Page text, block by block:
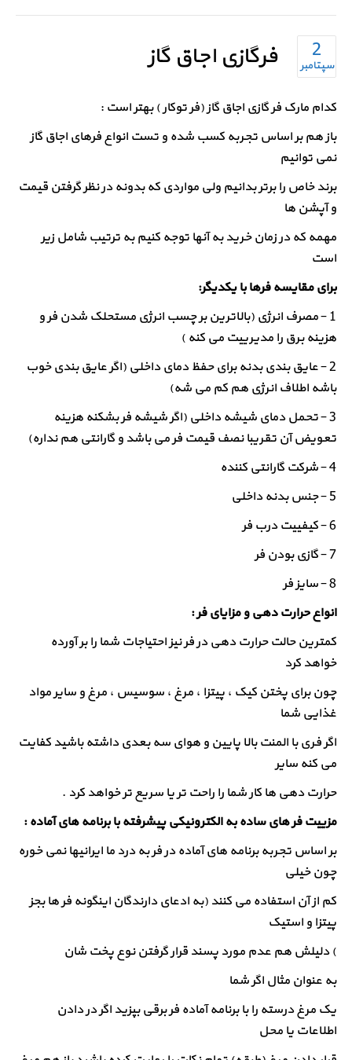
2
سپتامبر فرگازی اجاق گاز
کدام مارک فر گازی اجاق گاز (فر توکار ) بهتر است :
باز هم بر اساس تجربه کسب شده و تست انواع فرهای اجاق گاز
نمی توانیم
برند خاص را برتر بدانیم ولی مواردی که بدونه در نظر گرفتن قیمت
و آپشن ها
مهمه که در زمان خرید به آنها توجه کنیم به ترتیب شامل زیر
است
برای مقایسه فرها با یکدیگر:
1 – مصرف انرژی (بالاترین بر چسب انرژی مستحلک شدن فر و
هزینه برق را مدیرییت می کنه )
2 – عایق بندی بدنه برای حفظ دمای داخلی (اگر عایق بندی خوب
باشه اطلاف انرژی هم کم می شه)
3 – تحمل دمای شیشه داخلی (اگر شیشه فر بشکنه هزینه
تعویض آن تقریبا نصف قیمت فر می باشد و گارانتی هم نداره)
4 – شرکت گارانتی کننده
5 – جنس بدنه داخلی
6 – کیفییت درب فر
7 – گازی بودن فر
8 – سایز فر
انواع حرارت دهی و مزایای فر :
کمترین حالت حرارت دهی در فر نیز احتیاجات شما را بر آورده
خواهد کرد
چون برای پختن کیک ، پیتزا ، مرغ ، سوسیس ، مرغ و سایر مواد
غذایی شما
اگر فری با المنت بالا پایین و هوای سه بعدی داشته باشید کفایت
می کنه سایر
حرارت دهی ها کار شما را راحت تر یا سریع تر خواهد کرد .
مزییت فر های ساده به الکترونیکی پیشرفته با برنامه های آماده :
بر اساس تجربه برنامه های آماده در فر به درد ما ایرانیها نمی خوره
چون خیلی
کم از آن استفاده می کنند (به ادعای دارندگان اینگونه فر ها بجز
پیتزا و استیک
) دلیلش هم عدم مورد پسند قرار گرفتن نوع پخت شان
به عنوان مثال اگر شما
یک مرغ درسته را با برنامه آماده فر برقی بپزید اگر در دادن
اطلاعات یا محل